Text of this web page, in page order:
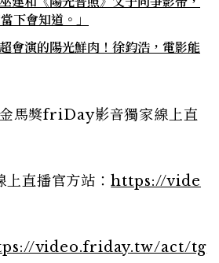
下會知道。」
會演的陽光鮮肉！徐鈞浩，電影能
馬獎friDay影音獨家線上直
直播官方站：https://vide
video.friday.tw/act/tg